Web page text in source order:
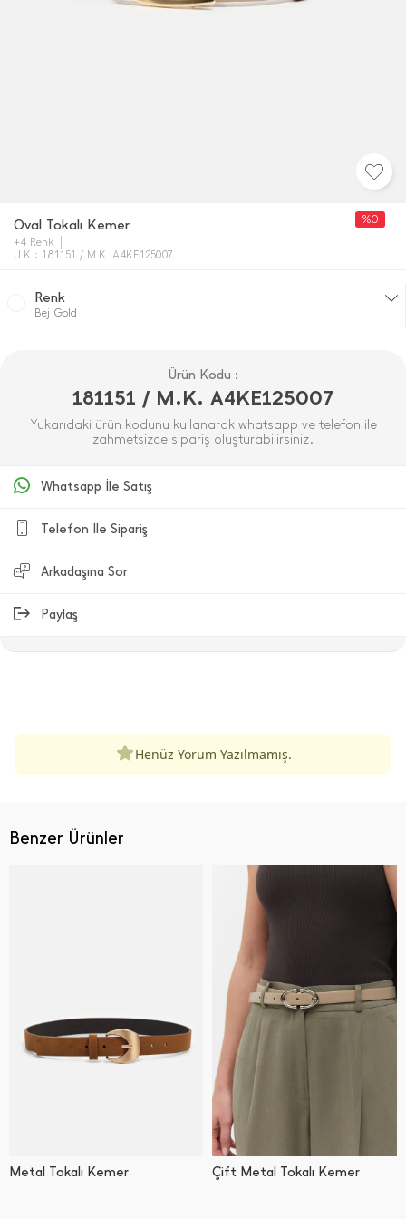
Oval Tokalı Kemer
+4 Renk
Ü.K : 181151 / M.K. A4KE125007
%0
Renk
Bej Gold
Ürün Kodu :
181151 / M.K. A4KE125007
Yukarıdaki ürün kodunu kullanarak whatsapp ve telefon ile
zahmetsizce sipariş oluşturabilirsiniz.
Whatsapp İle Satış
Telefon İle Sipariş
Arkadaşına Sor
Paylaş
Henüz Yorum Yazılmamış.
Benzer Ürünler
Metal Tokalı Kemer Çift Metal Tokalı Kemer